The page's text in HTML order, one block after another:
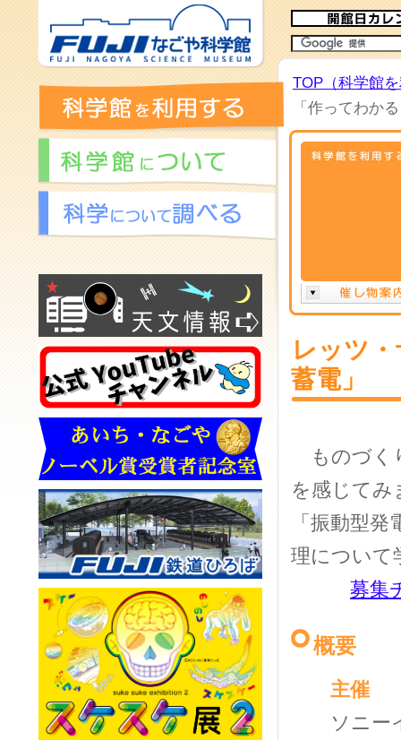
TOP（科学館
「作ってわか
レッツ
蓄電」
ものづく
を感じてみ
「振動型
理について
募集
概要
主
ソニーイ